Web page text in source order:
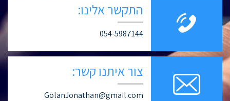
התקשר אלינו:
054-5987144
צור איתנו קשר:
GolanJonathan@gmail.com